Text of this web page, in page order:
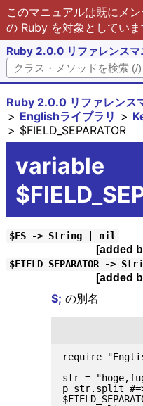
このマニュアルは既にメ
の Ruby を対象としていま
Ruby 2.0.0 リファレンスマ
Ruby 2.0.0 リファレンス
Englishライブラリ
$FIELD_SEPARATOR
variable
$FS -> String | nil
[added
$FIELD_SEPARATOR ->
[added
$; の別名
require
str =
p str.split